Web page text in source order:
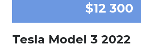
$12 300
Tesla Model 3 2022